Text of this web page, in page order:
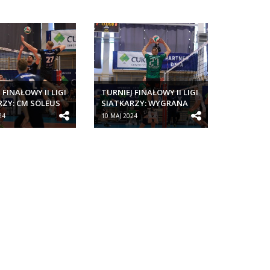
FINAŁOWY II LIGI
CM SOLEUS
TURNIEJ FINAŁOWY II LIGI
SIATKARZY: WYGRANA
CM SOLEUS KLUB
SPORTOWY...
10 MAJ 2024